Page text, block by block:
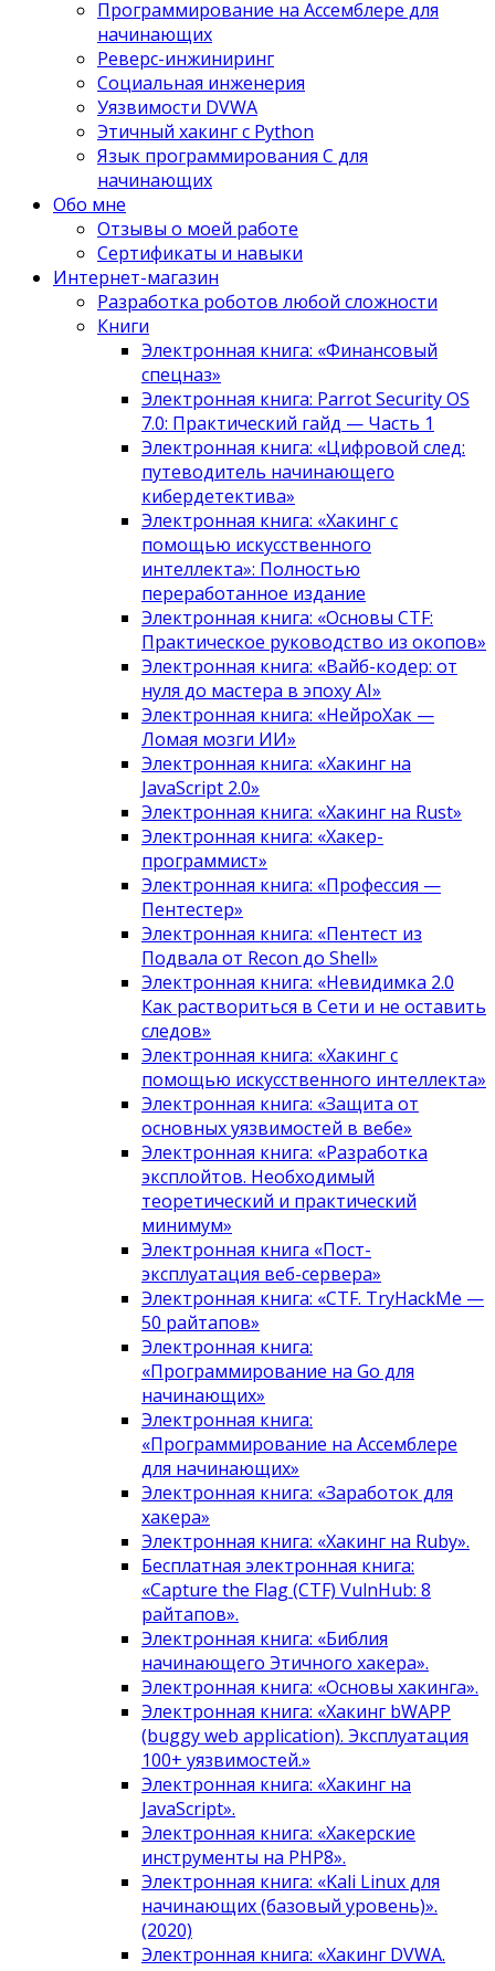
Программирование на Ассемблере для
начинающих
Реверс-инжиниринг
Социальная инженерия
Уязвимости DVWA
Этичный хакинг с Python
Язык программирования С для
начинающих
Обо мне
Отзывы о моей работе
Сертификаты и навыки
Интернет-магазин
Разработка роботов любой сложности
Книги
Электронная книга: «Финансовый
спецназ»
Электронная книга: Parrot Security OS
7.0: Практический гайд — Часть 1
Электронная книга: «Цифровой след:
путеводитель начинающего
кибердетектива»
Электронная книга: «Хакинг с
помощью искусственного
интеллекта»: Полностью
переработанное издание
Электронная книга: «Основы CTF:
Практическое руководство из окопов»
Электронная книга: «Вайб-кодер: от
нуля до мастера в эпоху AI»
Электронная книга: «НейроХак —
Ломая мозги ИИ»
Электронная книга: «Хакинг на
JavaScript 2.0»
Электронная книга: «Хакинг на Rust»
Электронная книга: «Хакер-
программист»
Электронная книга: «Профессия —
Пентестер»
Электронная книга: «Пентест из
Подвала от Recon до Shell»
Электронная книга: «Невидимка 2.0
Как раствориться в Сети и не оставить
следов»
Электронная книга: «Хакинг с
помощью искусственного интеллекта»
Электронная книга: «Защита от
основных уязвимостей в вебе»
Электронная книга: «Разработка
эксплойтов. Необходимый
теоретический и практический
минимум»
Электронная книга «Пост-
эксплуатация веб-сервера»
Электронная книга: «CTF. TryHackMe —
50 райтапов»
Электронная книга:
«Программирование на Go для
начинающих»
Электронная книга:
«Программирование на Ассемблере
для начинающих»
Электронная книга: «Заработок для
хакера»
Электронная книга: «Хакинг на Ruby».
Бесплатная электронная книга:
«Capture the Flag (CTF) VulnHub: 8
райтапов».
Электронная книга: «Библия
начинающего Этичного хакера».
Электронная книга: «Основы хакинга».
Электронная книга: «Хакинг bWAPP
(buggy web application). Эксплуатация
100+ уязвимостей.»
Электронная книга: «Хакинг на
JavaScript».
Электронная книга: «Хакерские
инструменты на PHP8».
Электронная книга: «Kali Linux для
начинающих (базовый уровень)».
(2020)
Электронная книга: «Хакинг DVWA.